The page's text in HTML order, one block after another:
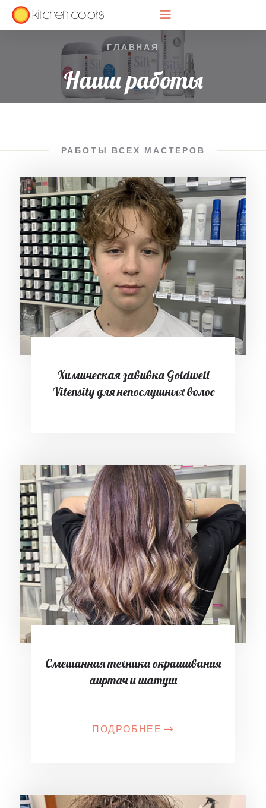
ГЛАВНАЯ
Наши работы
РАБОТЫ ВСЕХ МАСТЕРОВ
Химическая завивка Goldwell
Vitensity для непослушных волос
Смешанная техника окрашивания
аиртач и шатуш
ПОДРОБНЕЕ